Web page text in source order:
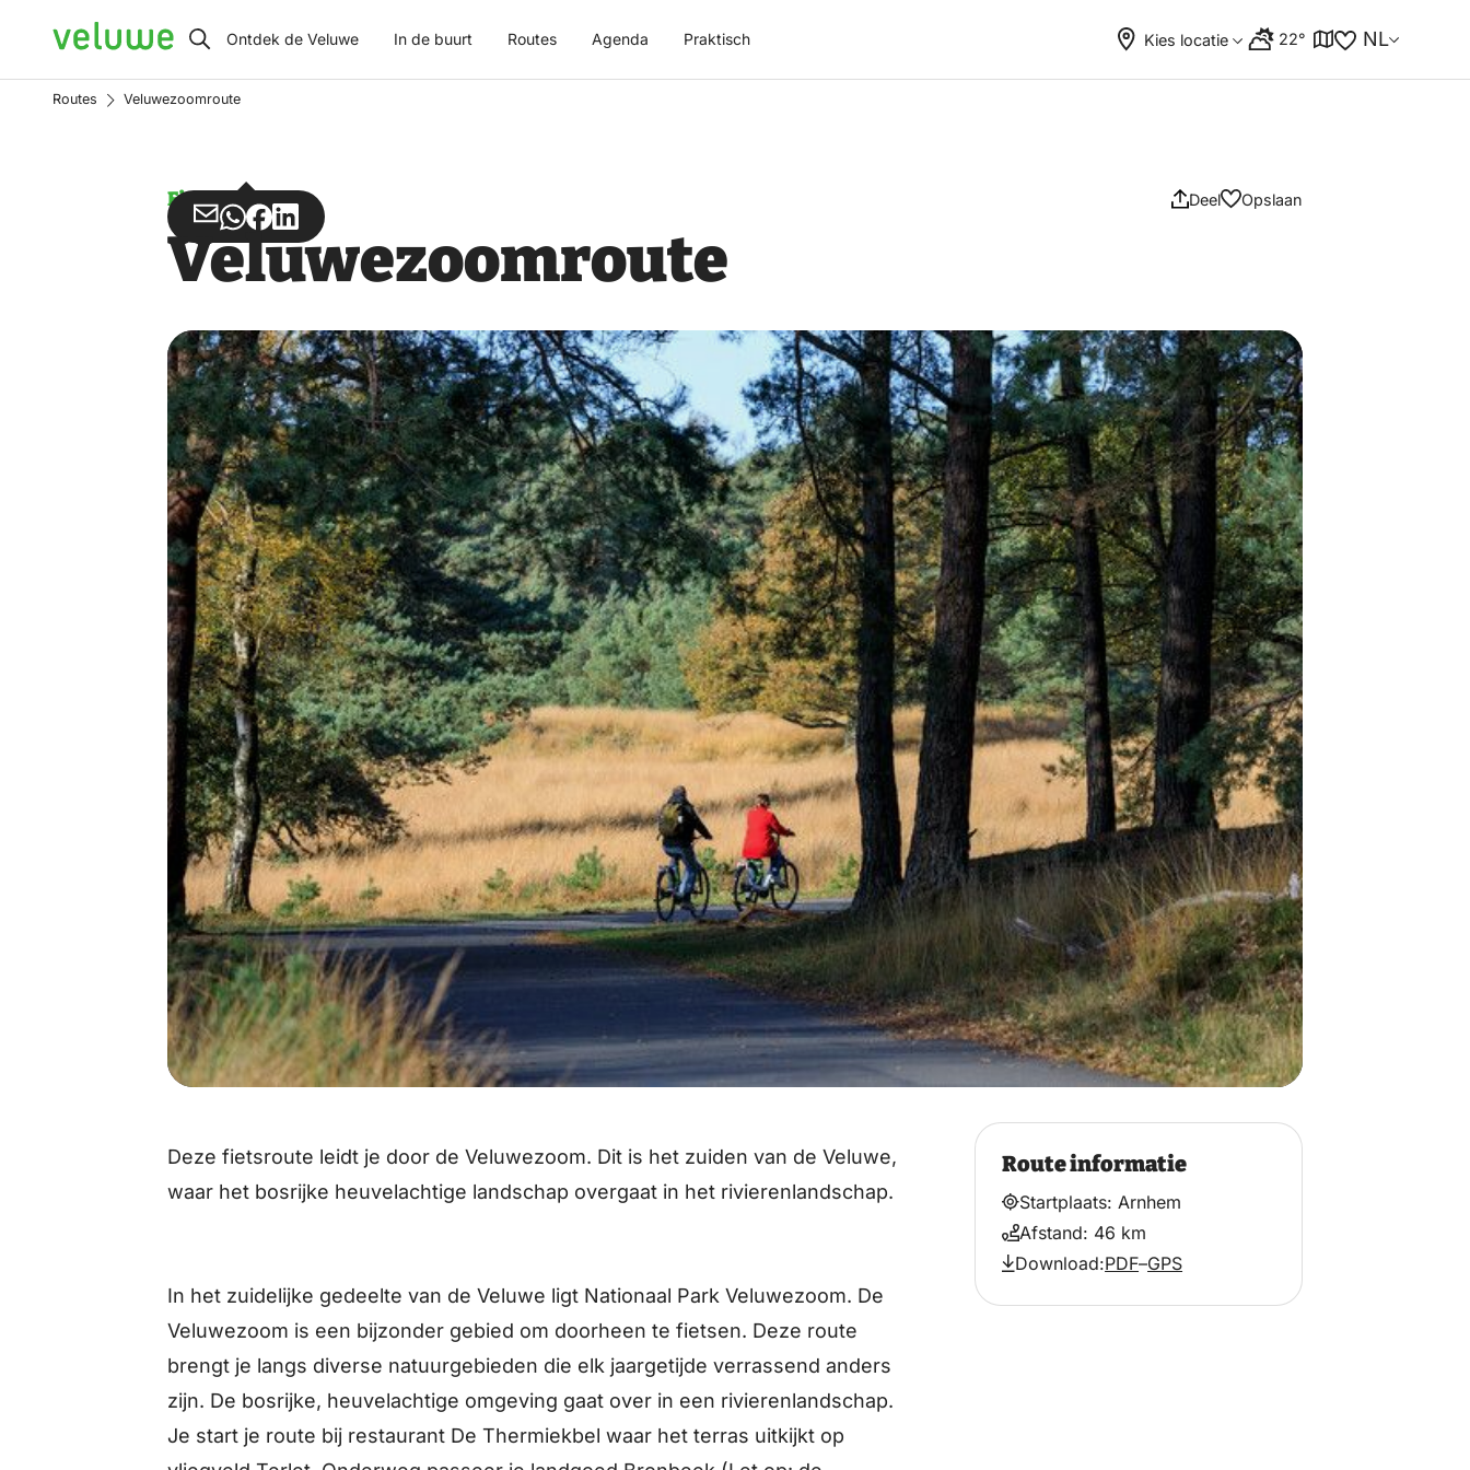
Veluwe Ontdek de Veluwe In de buurt Routes Agenda Praktisch Kies locatie 22° NL
Routes Veluwezoomroute
Fietsen Deel
Deel
via
Deel
via
Deel
op
Deel
op
Opslaan
Veluwezoomroute
Deze fietsroute leidt je door de Veluwezoom. Dit is het zuiden van de Veluwe,
waar het bosrijke heuvelachtige landschap overgaat in het rivierenlandschap.
In het zuidelijke gedeelte van de Veluwe ligt Nationaal Park Veluwezoom. De
Veluwezoom is een bijzonder gebied om doorheen te fietsen. Deze route
brengt je langs diverse natuurgebieden die elk jaargetijde verrassend anders
zijn. De bosrijke, heuvelachtige omgeving gaat over in een rivierenlandschap.
Je start je route bij restaurant De Thermiekbel waar het terras uitkijkt op
Route informatie
Startplaats: Arnhem
Afstand: 46 km
Download:PDF–GPS